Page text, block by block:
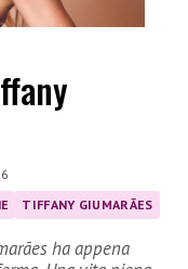
TIFFANY GIUMARÃES
ha appena